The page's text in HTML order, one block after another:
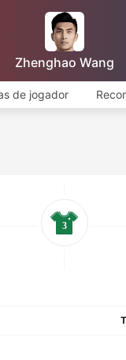
Zhenghao Wang
de jogador
3